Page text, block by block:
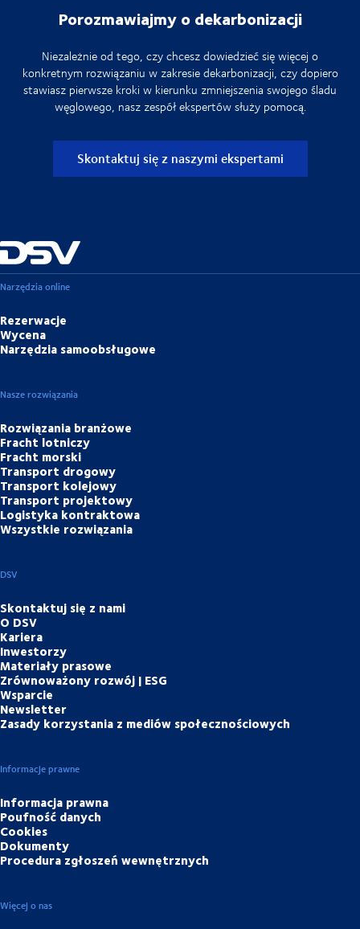
Porozmawiajmy o dekarbonizacji
Niezależnie od tego, czy chcesz dowiedzieć się więcej o
konkretnym rozwiązaniu w zakresie dekarbonizacji, czy dopiero
stawiasz pierwsze kroki w kierunku zmniejszenia swojego śladu
węglowego, nasz zespół ekspertów służy pomocą.
Skontaktuj się z naszymi ekspertami
Narzędzia online
Rezerwacje
Wycena
Narzędzia samoobsługowe
Nasze rozwiązania
Rozwiązania branżowe
Fracht lotniczy
Fracht morski
Transport drogowy
Transport kolejowy
Transport projektowy
Logistyka kontraktowa
Wszystkie rozwiązania
DSV
Skontaktuj się z nami
O DSV
Kariera
Inwestorzy
Materiały prasowe
Zrównoważony rozwój | ESG
Wsparcie
Newsletter
Zasady korzystania z mediów społecznościowych
Informacje prawne
Informacja prawna
Poufność danych
Cookies
Dokumenty
Procedura zgłoszeń wewnętrznych
Więcej o nas